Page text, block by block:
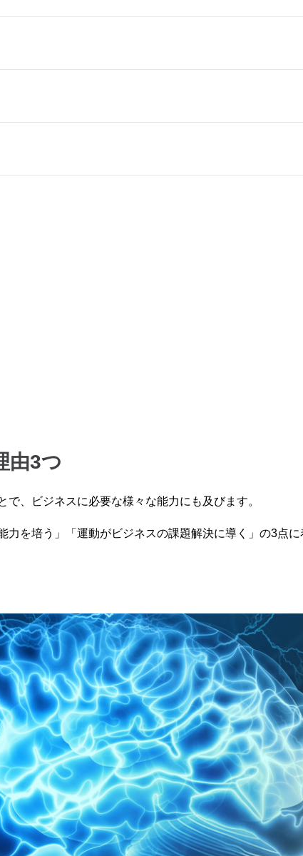
由3つ
、ビジネスに必要な様々な能力にも及びます。
を培う」「運動がビジネスの課題解決に導く」の3点